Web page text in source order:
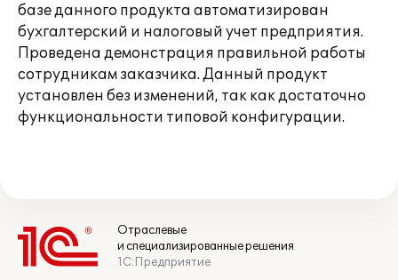
базе данного продукта автоматизирован
бухгалтерский и налоговый учет предприятия.
Проведена демонстрация правильной работы
сотрудникам заказчика. Данный продукт
установлен без изменений, так как достаточно
функциональности типовой конфигурации.
Отраслевые
и специализированные решения
1С:Предприятие